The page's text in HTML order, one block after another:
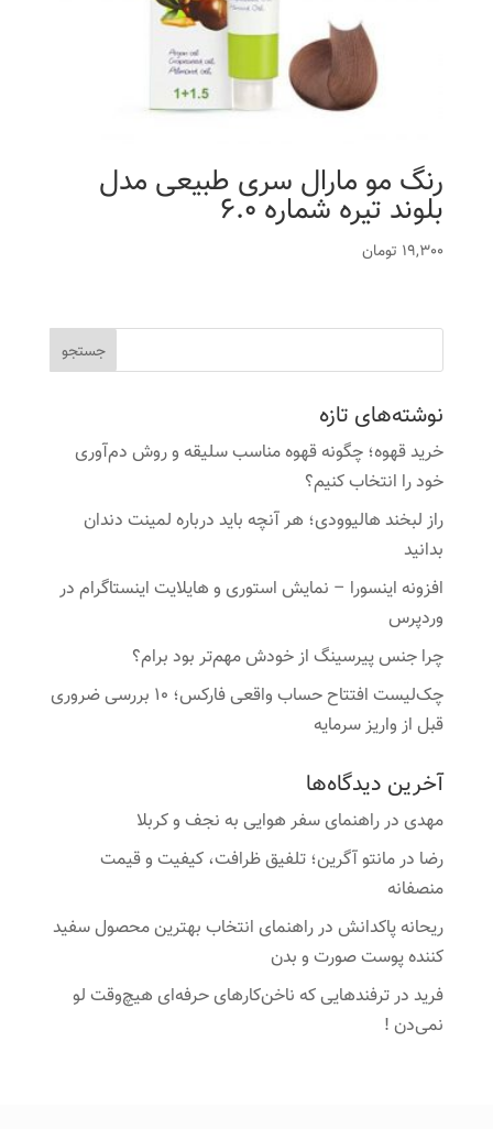
رنگ مو مارال سری طبیعی مدل
بلوند تیره شماره 6.0
19,300 تومان
نوشته‌های تازه
خرید قهوه؛ چگونه قهوه مناسب سلیقه و روش دم‌آوری
خود را انتخاب کنیم؟
راز لبخند هالیوودی؛ هر آنچه باید درباره لمینت دندان
بدانید
افزونه اینسورا – نمایش استوری و هایلایت اینستاگرام در
وردپرس
چرا جنس پیرسینگ از خودش مهم‌تر بود برام؟
چک‌لیست افتتاح حساب واقعی فارکس؛ ۱۰ بررسی ضروری
قبل از واریز سرمایه
آخرین دیدگاه‌ها
مهدیدرراهنمای سفر هوایی به نجف و کربلا
رضا درمانتو آگرین؛ تلفیق ظرافت، کیفیت و قیمت
منصفانه
ریحانه پاکدانشدرراهنمای انتخاب بهترین محصول سفید
کننده پوست صورت و بدن
فریددرترفندهایی که ناخن‌کارهای حرفه‌ای هیچ‌وقت لو
نمی‌دن !